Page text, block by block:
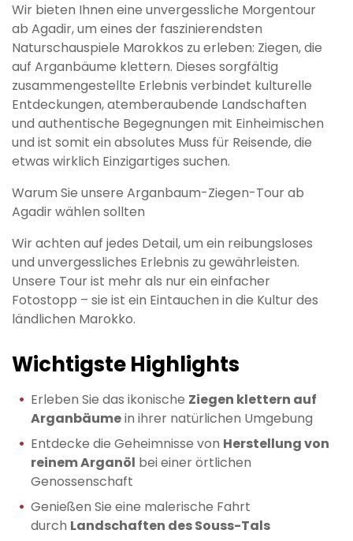
Wir bieten Ihnen eine unvergessliche Morgentour
ab Agadir, um eines der faszinierendsten
Naturschauspiele Marokkos zu erleben: Ziegen, die
auf Arganbäume klettern. Dieses sorgfältig
zusammengestellte Erlebnis verbindet kulturelle
Entdeckungen, atemberaubende Landschaften
und authentische Begegnungen mit Einheimischen
und ist somit ein absolutes Muss für Reisende, die
etwas wirklich Einzigartiges suchen.
Warum Sie unsere Arganbaum-Ziegen-Tour ab
Agadir wählen sollten
Wir achten auf jedes Detail, um ein reibungsloses
und unvergessliches Erlebnis zu gewährleisten.
Unsere Tour ist mehr als nur ein einfacher
Fotostopp – sie ist ein Eintauchen in die Kultur des
ländlichen Marokko.
Wichtigste Highlights
Erleben Sie das ikonische Ziegen klettern auf
Arganbäumein ihrer natürlichen Umgebung
Entdecke die Geheimnisse von Herstellung von
reinem Arganöl bei einer örtlichen
Genossenschaft
Genießen Sie eine malerische Fahrt
durch Landschaften des Souss-Tals